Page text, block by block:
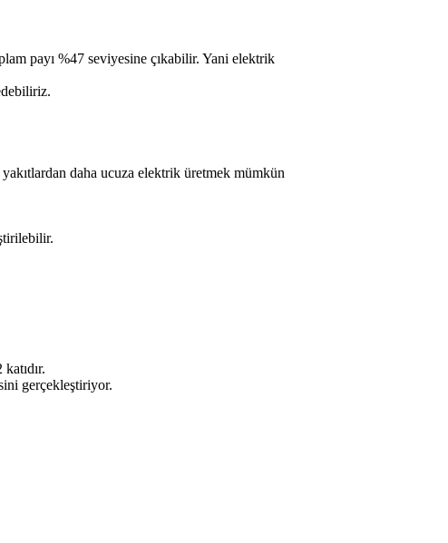
payı %47 seviyesine çıkabilir. Yani elektrik
daha ucuza elektrik üretmek mümkün
gerçekleştiriyor.